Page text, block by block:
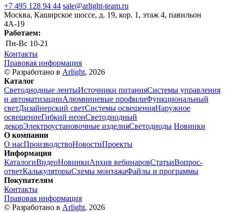
+7 495 128 94 44 sale@arlight-team.ru
Москва, Каширское шоссе, д. 19, кор. 1, этаж 4, павильон
4А-19
Работаем:
Пн-Вс 10-21
Контакты
Правовая информация
© Разработано в Arlight, 2026
Каталог
Светодиодные лентыИсточники питанияСистемы управления
и автоматизацииАлюминиевые профилиФункциональный
светДизайнерский светСистемы освещенияНаружное
освещениеГибкий неонСветодиодный
декорЭлектроустановочные изделияСветодиоды Новинки
О компании
О насПроизводствоНовостиПроекты
Информация
КаталогиВидеоНовинкиАрхив вебинаровСтатьиВопрос-
ответКалькуляторыСхемы монтажаФайлы и программы
Покупателям
Контакты
Правовая информация
© Разработано в Arlight, 2026